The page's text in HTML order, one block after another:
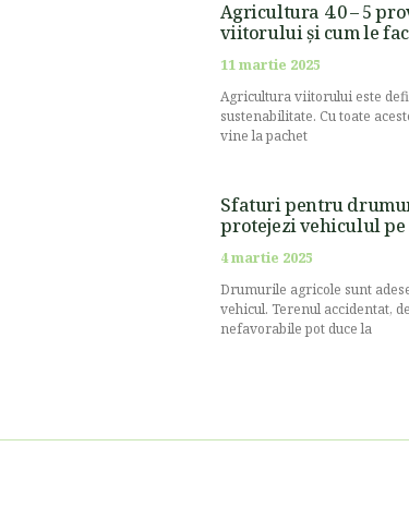
Agricultura 4.0 – 5
viitorului și cum le
11 martie 2025
Agricultura viitorului este
sustenabilitate. Cu toate
vine la pachet
Sfaturi pentru
protejezi vehiculul
4 martie 2025
Drumurile agricole sunt
vehicul. Terenul accidentat,
nefavorabile pot duce la